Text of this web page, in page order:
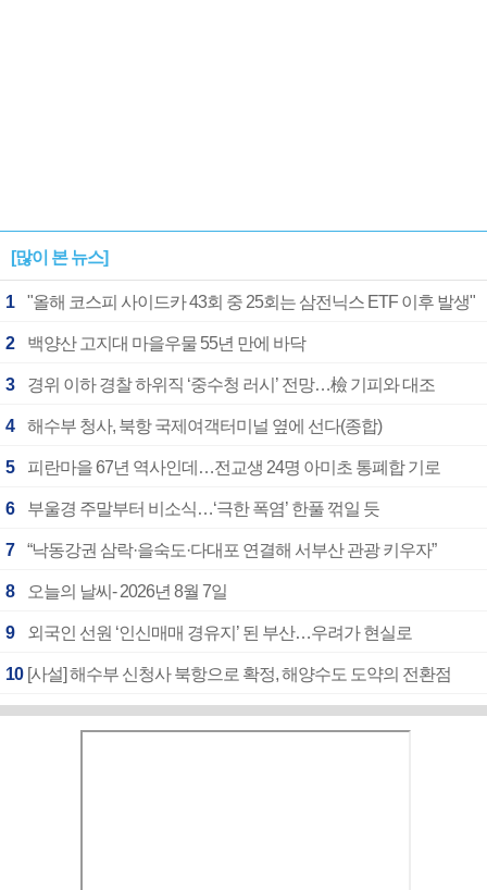
[많이 본 뉴스]
1 "올해 코스피 사이드카 43회 중 25회는 삼전닉스 ETF 이후 발생"
2 백양산 고지대 마을우물 55년 만에 바닥
3 경위 이하 경찰 하위직 ‘중수청 러시’ 전망…檢 기피와 대조
4 해수부 청사, 북항 국제여객터미널 옆에 선다(종합)
5 피란마을 67년 역사인데…전교생 24명 아미초 통폐합 기로
6 부울경 주말부터 비소식…‘극한 폭염’ 한풀 꺾일 듯
7 “낙동강권 삼락·을숙도·다대포 연결해 서부산 관광 키우자”
8 오늘의 날씨- 2026년 8월 7일
9 외국인 선원 ‘인신매매 경유지’ 된 부산…우려가 현실로
10 [사설] 해수부 신청사 북항으로 확정, 해양수도 도약의 전환점